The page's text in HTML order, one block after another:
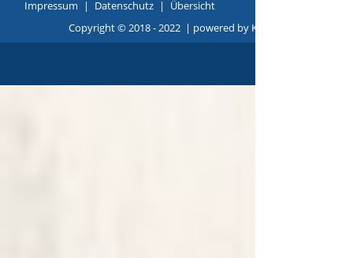
Impressum
| Datenschutz |
Übersicht
Copyright © 2018 - 2022 | powered by Komm.ONE